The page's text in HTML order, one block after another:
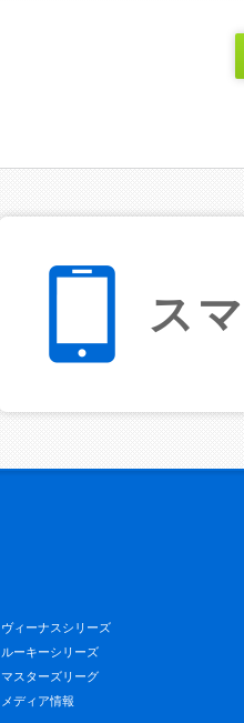
ス
ヴィーナスシリーズ
ルーキーシリーズ
マスターズリーグ
メディア情報